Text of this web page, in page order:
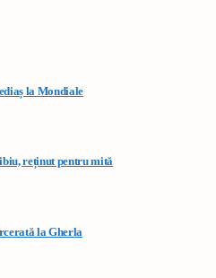
la Mondiale
reținut pentru mită
la Gherla